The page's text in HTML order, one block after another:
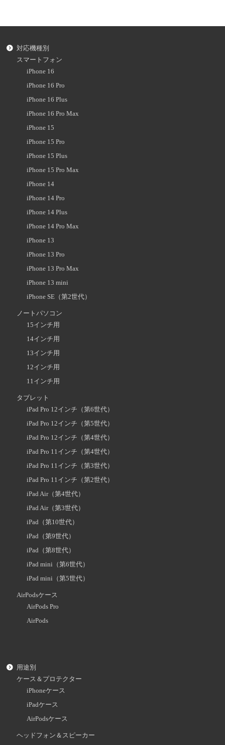
対応機種別
スマートフォン
iPhone 16
iPhone 16 Pro
iPhone 16 Plus
iPhone 16 Pro Max
iPhone 15
iPhone 15 Pro
iPhone 15 Plus
iPhone 15 Pro Max
iPhone 14
iPhone 14 Pro
iPhone 14 Plus
iPhone 14 Pro Max
iPhone 13
iPhone 13 Pro
iPhone 13 Pro Max
iPhone 13 mini
iPhone SE（第2世代）
ノートパソコン
15インチ用
14インチ用
13インチ用
12インチ用
11インチ用
タブレット
iPad Pro 12インチ（第6世代）
iPad Pro 12インチ（第5世代）
iPad Pro 12インチ（第4世代）
iPad Pro 11インチ（第4世代）
iPad Pro 11インチ（第3世代）
iPad Pro 11インチ（第2世代）
iPad Air（第4世代）
iPad Air（第3世代）
iPad（第10世代）
iPad（第9世代）
iPad（第8世代）
iPad mini（第6世代）
iPad mini（第5世代）
AirPodsケース
AirPods Pro
AirPods
用途別
ケース＆プロテクター
iPhoneケース
iPadケース
AirPodsケース
ヘッドフォン＆スピーカー